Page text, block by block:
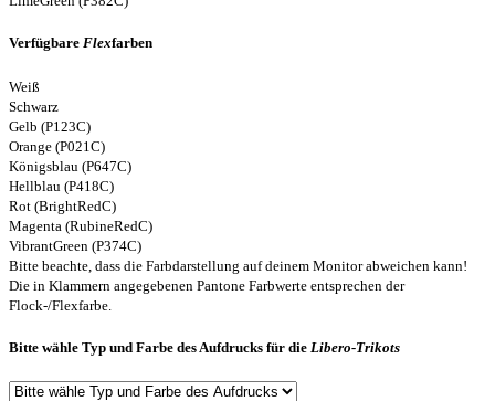
Verfügbare Flexfarben
Weiß
Schwarz
Gelb (P123C)
Orange (P021C)
Königsblau (P647C)
Hellblau (P418C)
Rot (BrightRedC)
Magenta (RubineRedC)
VibrantGreen (P374C)
Bitte beachte, dass die Farbdarstellung auf deinem Monitor abweichen kann!
Die in Klammern angegebenen Pantone Farbwerte entsprechen der
Flock-/Flexfarbe.
Bitte wähle Typ und Farbe des Aufdrucks für die Libero-Trikots